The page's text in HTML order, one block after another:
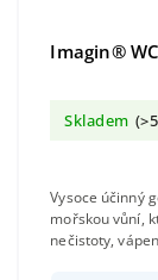
Imagin®
Skladem
Vysoce účinný
mořskou vůní,
nečistoty,